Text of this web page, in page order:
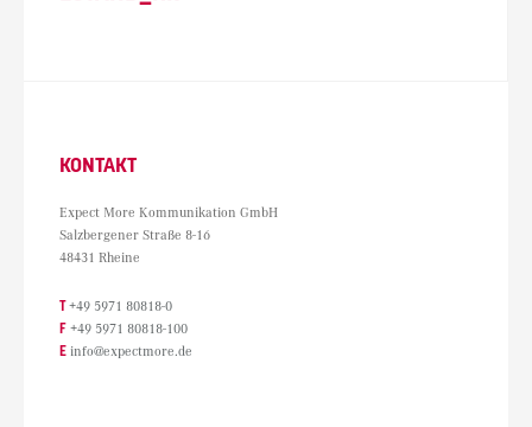
KONTAKT
Expect More Kommunikation GmbH
Salzbergener Straße 8-16
48431 Rheine
T +49 5971 80818-0
F +49 5971 80818-100
E info@expectmore.de